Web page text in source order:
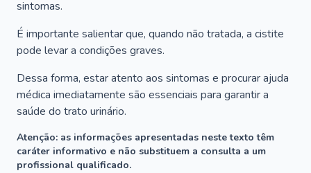
sintomas.
É importante salientar que, quando não tratada, a cistite
pode levar a condições graves.
Dessa forma, estar atento aos sintomas e procurar ajuda
médica imediatamente são essenciais para garantir a
saúde do trato urinário.
Atenção: as informações apresentadas neste texto têm
caráter informativo e não substituem a consulta a um
profissional qualificado.